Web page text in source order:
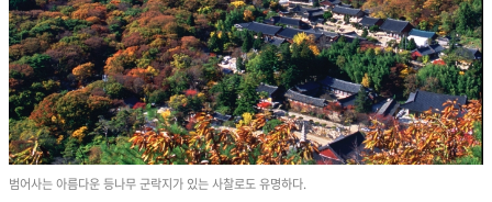
범어사는 아름다운 등나무 군락지가 있는 사찰로도 유명하다.